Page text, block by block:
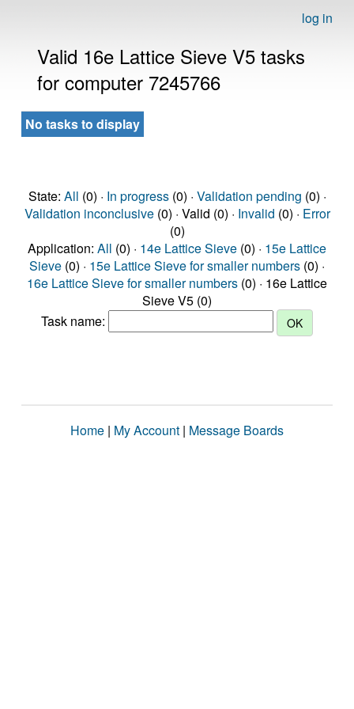
log in
Valid 16e Lattice Sieve V5 tasks
for computer 7245766
No tasks to display
State: All (0) · In progress(0) · Validation pending (0) ·
Validation inconclusive(0) · Valid (0) · Invalid (0) · Error
(0)
Application: All (0) · 14e Lattice Sieve (0) · 15e Lattice
Sieve (0) · 15e Lattice Sieve for smaller numbers (0) ·
16e Lattice Sieve for smaller numbers (0) · 16e Lattice
Sieve V5 (0)
Task name:
Home | My Account | Message Boards